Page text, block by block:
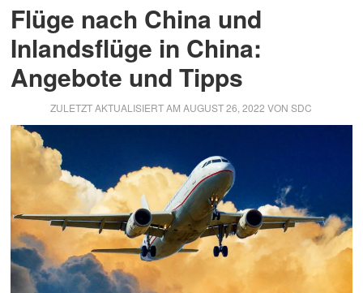
Flüge nach China und
Inlandsflüge in China:
Angebote und Tipps
ZULETZT AKTUALISIERT AMAUGUST 26, 2022 VONSDC